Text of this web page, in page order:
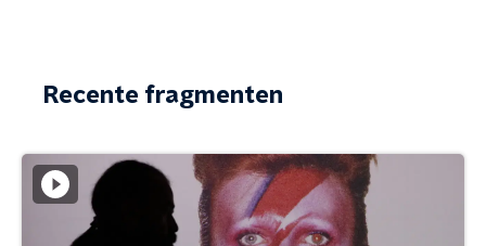
Recente fragmenten